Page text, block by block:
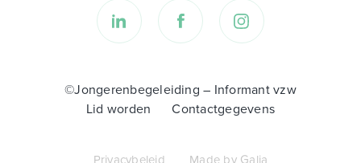
©Jongerenbegeleiding – Informant vzw
Lid worden
Contactgegevens